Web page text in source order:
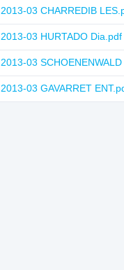
2013-03 CHARREDIB
2013-03 HURTADO Dia.pdf
2013-03
2013-03 GAVARRET